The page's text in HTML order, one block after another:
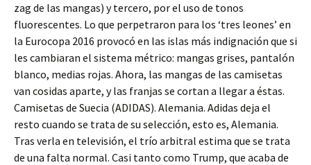
zag de las mangas) y tercero, por el uso de tonos
fluorescentes. Lo que perpetraron para los ‘tres leones’ en
la Eurocopa 2016 provocó en las islas más indignación que si
les cambiaran el sistema métrico: mangas grises, pantalón
blanco, medias rojas. Ahora, las mangas de las camisetas
van cosidas aparte, y las franjas se cortan a llegar a éstas.
Camisetas de Suecia (ADIDAS). Alemania. Adidas deja el
resto cuando se trata de su selección, esto es, Alemania.
Tras verla en televisión, el trío arbitral estima que se trata
de una falta normal. Casi tanto como Trump, que acaba de